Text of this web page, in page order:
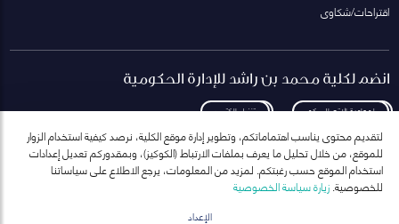
اقتراحات/شكاوى
انضم لكلية محمد بن راشد للإدارة الحكومية
لمعاودة الاتصال بكم تنزيل الكتيب
انضم إلى قائمة مراسلاتنا
لتقديم محتوى يناسب اهتماماتكم، وتطوير إدارة موقع الكلية، نرصد كيفية استخدام الزوار
للموقع، من خلال تحليل ما يعرف بملفات الارتباط (الكوكيز)، وبمقدوركم تعديل إعدادات
استخدام الموقع حسب رغبتكم. لمزيد من المعلومات، يرجع الاطلاع على سياساتنا
للخصوصية.زيارة سياسة الخصوصية
الإعداد